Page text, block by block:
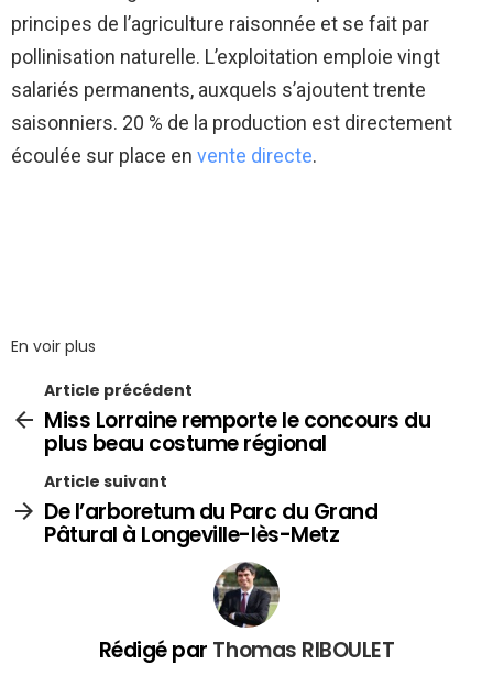
principes de l’agriculture raisonnée et se fait par
pollinisation naturelle. L’exploitation emploie vingt
salariés permanents, auxquels s’ajoutent trente
saisonniers. 20 % de la production est directement
écoulée sur place en vente directe.
En voir plus
Article précédent
Miss Lorraine remporte le concours du
plus beau costume régional
Article suivant
De l’arboretum du Parc du Grand
Pâtural à Longeville-lès-Metz
Rédigé par Thomas RIBOULET